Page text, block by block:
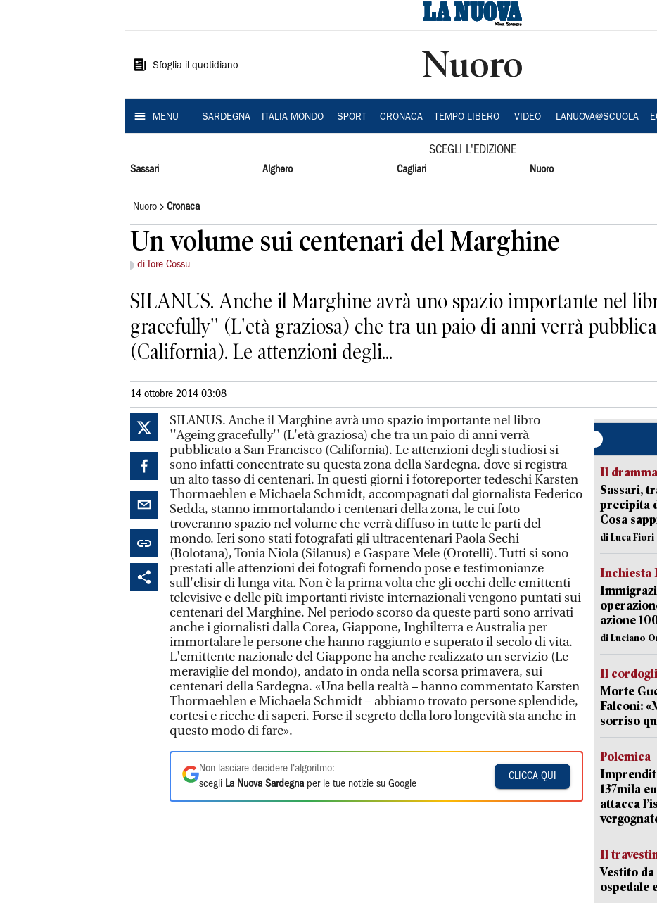
Sardegna
Sfoglia il quotidiano Nuoro
MENU SARDEGNA ITALIA MONDO SPORT CRONACA TEMPO LIBERO VIDEO LANUOVA@SCUOLA
SCEGLI L'EDIZIONE
Sassari Alghero Cagliari Nuoro
Nuoro Cronaca
Un volume sui centenari del Marghine
di Tore Cossu
SILANUS. Anche il Marghine avrà uno spazio importante nel
gracefully'' (L'età graziosa) che tra un paio di anni verrà
(California). Le attenzioni degli...
14 ottobre 2014 03:08
SILANUS. Anche il Marghine avrà uno spazio importante nel libro
''Ageing gracefully'' (L'età graziosa) che tra un paio di anni verrà
pubblicato a San Francisco (California). Le attenzioni degli studiosi si
sono infatti concentrate su questa zona della Sardegna, dove si registra
un alto tasso di centenari. In questi giorni i fotoreporter tedeschi Karsten
Thormaehlen e Michaela Schmidt, accompagnati dal giornalista Federico
Sedda, stanno immortalando i centenari della zona, le cui foto
troveranno spazio nel volume che verrà diffuso in tutte le parti del
mondo. Ieri sono stati fotografati gli ultracentenari Paola Sechi
(Bolotana), Tonia Niola (Silanus) e Gaspare Mele (Orotelli). Tutti si sono
prestati alle attenzioni dei fotografi fornendo pose e testimonianze
sull'elisir di lunga vita. Non è la prima volta che gli occhi delle emittenti
televisive e delle più importanti riviste internazionali vengono puntati sui
centenari del Marghine. Nel periodo scorso da queste parti sono arrivati
anche i giornalisti dalla Corea, Giappone, Inghilterra e Australia per
immortalare le persone che hanno raggiunto e superato il secolo di vita.
L'emittente nazionale del Giappone ha anche realizzato un servizio (Le
meraviglie del mondo), andato in onda nella scorsa primavera, sui
centenari della Sardegna. «Una bella realtà – hanno commentato Karsten
Thormaehlen e Michaela Schmidt – abbiamo trovato persone splendide,
cortesi e ricche di saperi. Forse il segreto della loro longevità sta anche in
questo modo di fare».
Non lasciare decidere l'algoritmo:
scegli La Nuova Sardegna per le tue notizie su Google
CLICCA QUI
Il dramma
Sassari,
precipita
Cosa
di Luca Fiori
Inchiesta
azione
di Luciano
Il
Morte
Falconi:
sorriso
Polemica
137mila
attacca
Il
Vestito
ospedale